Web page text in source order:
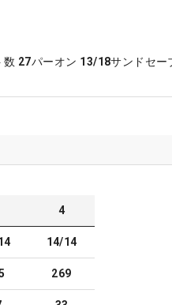
数 27パーオン 13/18サンドセー
4
14/14
269